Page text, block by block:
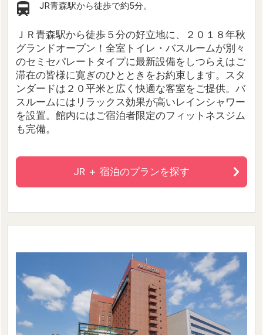
JR青森駅から徒歩で約5分。
ＪＲ青森駅から徒歩５分の好立地に、２０１８年秋
グランドオープン！全室トイレ・バスルームが別々
のセミセパレートタイプに最新設備をしつらえはご
滞在の皆様に寛ぎのひとときをお約束します。スタ
ンダードは２０平米と広く快適な客室をご提供。バ
スルームにはリラックス効果が高いレインシャワー
を設置。館内にはご宿泊者限定のフィットネスジム
も完備。
JR ＋ 宿泊のプランを探す